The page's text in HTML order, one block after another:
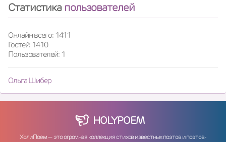
Статистика пользователей
Онлайн всего: 1411
Гостей: 1410
Пользователей: 1
Ольга Шибер
HOLYPOEM
ХолиПоем — это огромная коллекция стихов известных поэтов и поэтов-